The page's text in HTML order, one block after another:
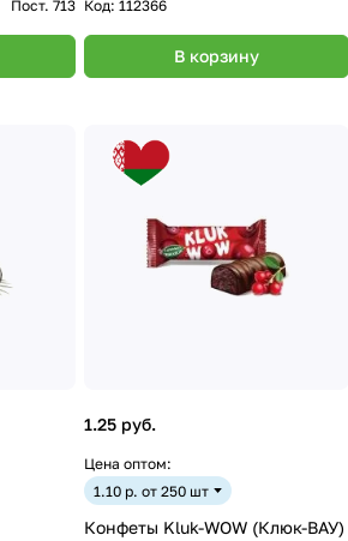
Пост. 713 Код: 112366
В корзину
1.25 руб.
Цена оптом:
1.10 р. от 250 шт
Конфеты Kluk-WOW (Клюк-ВАУ)